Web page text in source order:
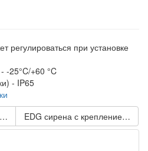
регулироваться при установке
-25°C/+60 °C
- IP65
на панели с контрольным
EDG сирена с креплением на